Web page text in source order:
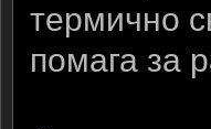
термично
помага за